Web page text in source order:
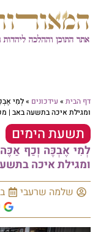
דף הבית » עידכונים »לְמִי
ומגילת איכה בתשעה באב |
תשעת הימים
לְמִי אֶבְכֶּה וְכַף
ומגילת איכה
שלמה שרעבי